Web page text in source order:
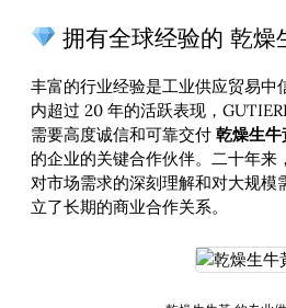
拥有全球经验的 乾燥
丰富的行业经验是工业供应贸易中
内超过 20 年的活跃表现，
需要高度诚信和可靠交付 乾燥生
的企业的关键合作伙伴。二十年来
对市场需求的深刻理解和对大规模
立了长期的商业合作关系。